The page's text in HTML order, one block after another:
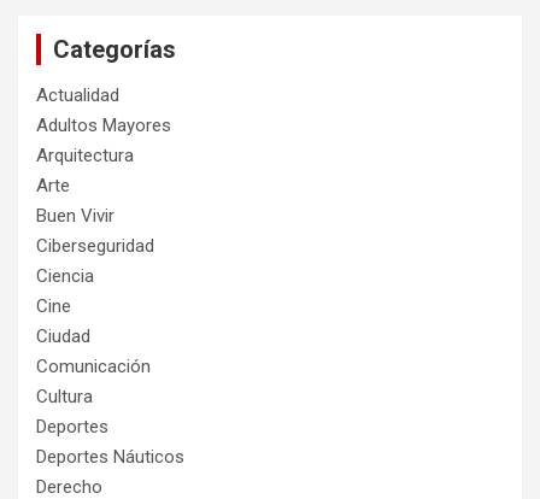
Categorías
Actualidad
Adultos Mayores
Arquitectura
Arte
Buen Vivir
Ciberseguridad
Ciencia
Cine
Ciudad
Comunicación
Cultura
Deportes
Deportes Náuticos
Derecho